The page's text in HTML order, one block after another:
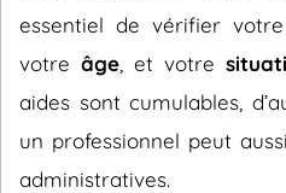
essentiel de vérifier votre
votre âge , et votre
aides sont cumulables,
un professionnel peut
administratives.